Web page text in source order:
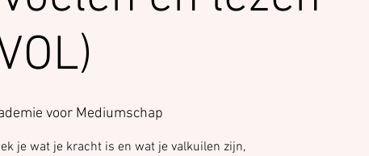
voor Mediumschap
je wat je kracht is en wat je valkuilen zijn,